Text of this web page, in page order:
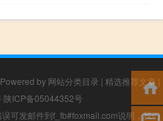
by 网站分类目录 | 精选推荐文章 |
陕ICP备05044352号
可发邮件到f_fb#foxmail.com说明，我们